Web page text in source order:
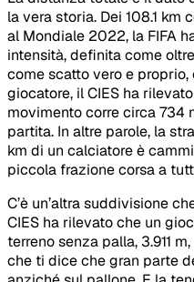
la vera storia. Dei 108.1
al Mondiale 2022, la FIFA
intensità, definita come
come scatto vero e
giocatore, il CIES ha
movimento corre circa 734
partita. In altre parole, la
km di un calciatore è
piccola frazione corsa a
C’è un’altra suddivisione
CIES ha rilevato che un
terreno senza palla, 3.911
che ti dice che gran parte